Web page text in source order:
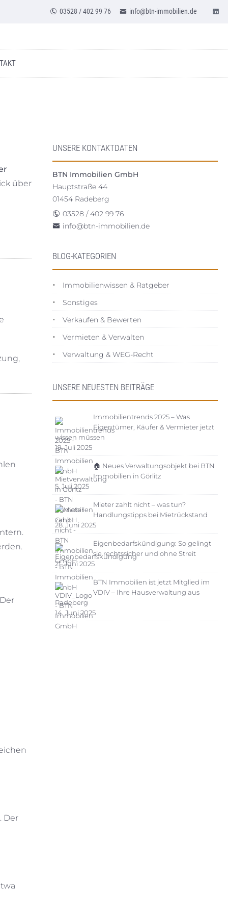
03528 / 402 99 76 info@btn-immobilien.de
über
Der
UNSERE KONTAKTDATEN
BTN Immobilien GmbH
Hauptstraße 44
01454 Radeberg
03528 / 402 99 76
info@btn-immobilien.de
BLOG-KATEGORIEN
Immobilienwissen & Ratgeber
Sonstiges
Verkaufen & Bewerten
Vermieten & Verwalten
Verwaltung & WEG-Recht
UNSERE NEUESTEN BEITRÄGE
Immobilientrends 2025 – Was
Eigentümer, Käufer & Vermieter jetzt
wissen müssen
19. Juli 2025
🏠 Neues Verwaltungsobjekt bei BTN
Immobilien in Görlitz
5. Juli 2025
Mieter zahlt nicht – was tun?
Handlungstipps bei Mietrückstand
28. Juni 2025
Eigenbedarfskündigung: So gelingt
sie rechtssicher und ohne Streit
21. Juni 2025
BTN Immobilien ist jetzt Mitglied im
VDIV – Ihre Hausverwaltung aus
Radeberg
14. Juni 2025